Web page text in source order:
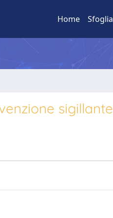
Home Sfoglia
sigillante